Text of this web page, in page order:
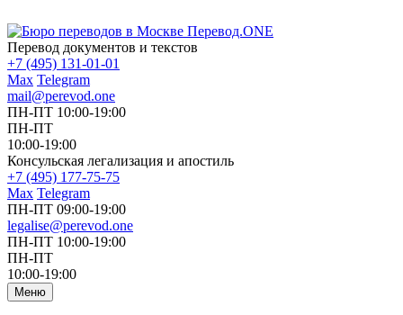
Перевод документов и текстов
+7 (495) 131-01-01
Max Telegram
mail@perevod.one
ПН-ПТ 10:00-19:00
ПН-ПТ
10:00-19:00
Консульская легализация и апостиль
+7 (495) 177-75-75
Max Telegram
ПН-ПТ 09:00-19:00
legalise@perevod.one
ПН-ПТ 10:00-19:00
ПН-ПТ
10:00-19:00
Меню